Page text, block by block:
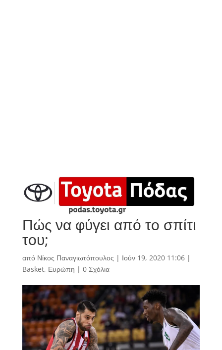
Πώς να φύγει από το σπίτι
του;
από Νίκος Παναγιωτόπουλος | Ιούν 19, 2020 11:06|
Basket, Ευρώπη | 0 Σχόλια